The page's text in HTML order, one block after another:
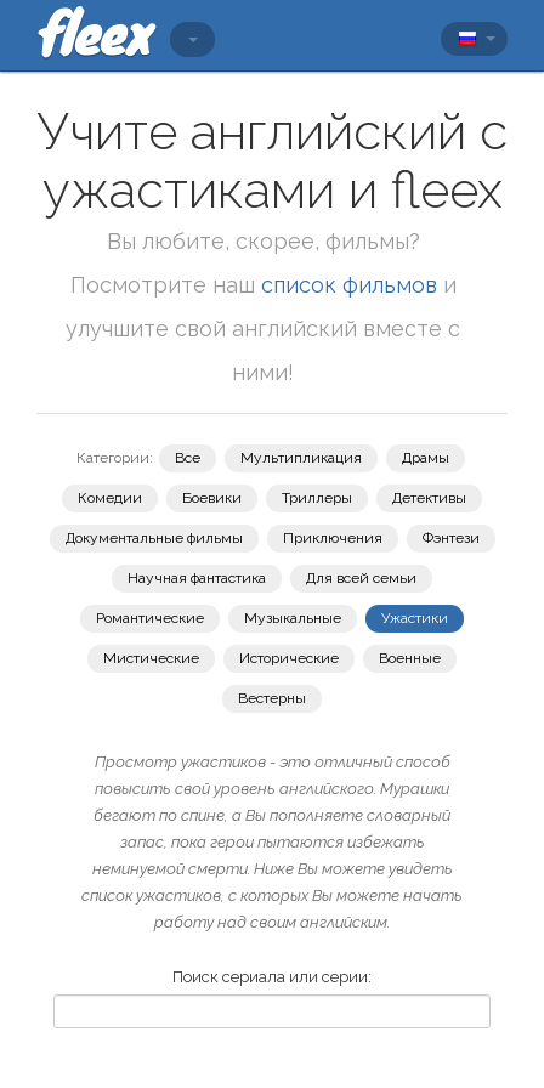
Учите английский с
ужастиками и fleex
Вы любите, скорее, фильмы?
Посмотрите наш список фильмов и
улучшите свой английский вместе с
ними!
Категории: Все Мультипликация Драмы
Комедии Боевики Триллеры Детективы
Документальные фильмы Приключения Фэнтези
Научная фантастика Для всей семьи
Романтические Музыкальные Ужастики
Мистические Исторические Военные
Вестерны
Просмотр ужастиков - это отличный способ
повысить свой уровень английского. Мурашки
бегают по спине, а Вы пополняете словарный
запас, пока герои пытаются избежать
неминуемой смерти. Ниже Вы можете увидеть
список ужастиков, с которых Вы можете начать
работу над своим английским.
Поиск сериала или серии: